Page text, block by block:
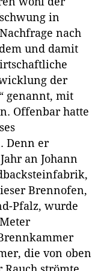
in
nach
und damit
der
genannt, mit
Offenbar hatte
Denn er
an Johann
Brennofen,
Pfalz, wurde
die von oben